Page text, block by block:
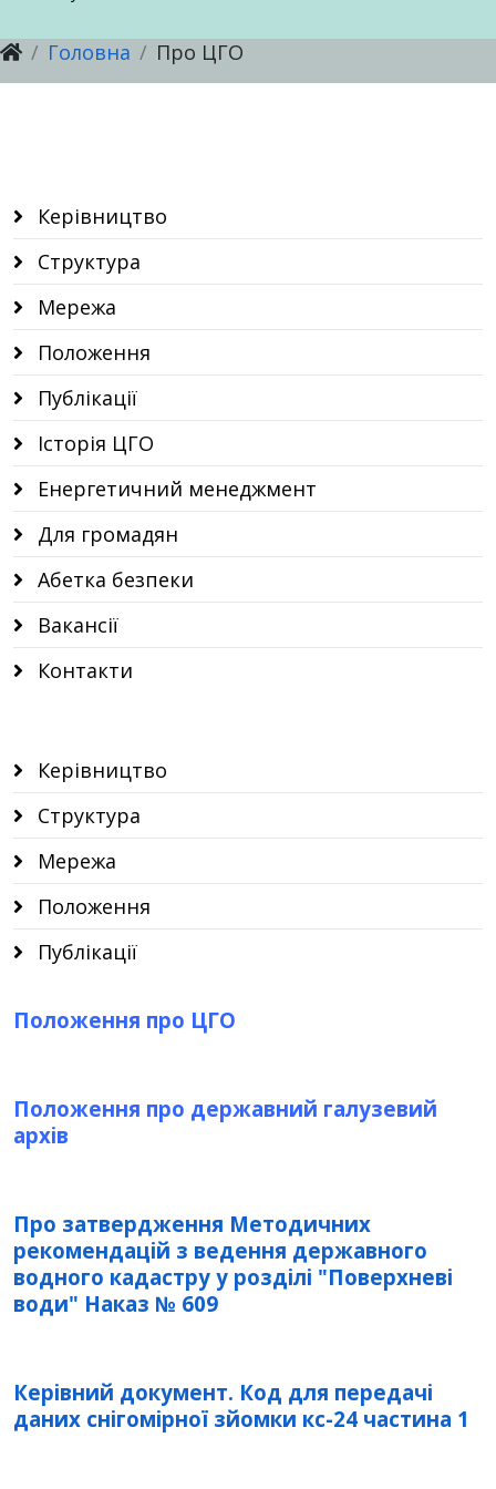
Новини
Послуги
Послуги
Настанови, методичні рекомендації
Головна Про ЦГО
Керівництво
Структура
Мережа
Положення
Публікації
Історія ЦГО
Енергетичний менеджмент
Для громадян
Абетка безпеки
Вакансії
Контакти
Керівництво
Структура
Мережа
Положення
Публікації
Положення про ЦГО
Положення про державний галузевий
архів
Про затвердження Методичних
рекомендацій з ведення державного
водного кадастру у розділі "Поверхневі
води" Наказ № 609
Керівний документ. Код для передачі
даних снігомірної зйомки кс-24 частина 1